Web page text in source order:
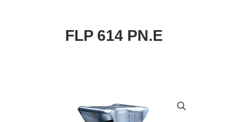
FLP 614 PN.E